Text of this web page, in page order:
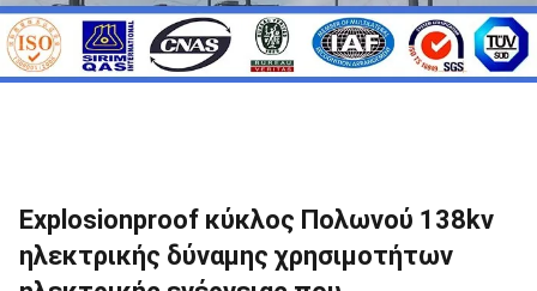
Explosionproof κύκλος Πολωνού 138kv
ηλεκτρικής δύναμης χρησιμοτήτων